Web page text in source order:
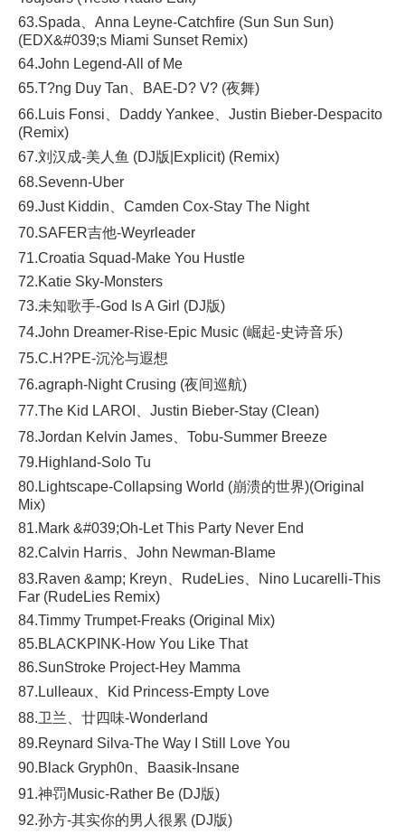
63.Spada、Anna Leyne-Catchfire (Sun Sun Sun)
(EDX&#039;s Miami Sunset Remix)
64.John Legend-All of Me
65.T?ng Duy Tan、BAE-D? V? (夜舞)
66.Luis Fonsi、Daddy Yankee、Justin Bieber-Despacito
(Remix)
67.刘汉成-美人鱼 (DJ版|Explicit) (Remix)
68.Sevenn-Uber
69.Just Kiddin、Camden Cox-Stay The Night
70.SAFER吉他-Weyrleader
71.Croatia Squad-Make You Hustle
72.Katie Sky-Monsters
73.未知歌手-God Is A Girl (DJ版)
74.John Dreamer-Rise-Epic Music (崛起-史诗音乐)
75.C.H?PE-沉沦与遐想
76.agraph-Night Crusing (夜间巡航)
77.The Kid LAROI、Justin Bieber-Stay (Clean)
78.Jordan Kelvin James、Tobu-Summer Breeze
79.Highland-Solo Tu
80.Lightscape-Collapsing World (崩溃的世界)(Original
Mix)
81.Mark &#039;Oh-Let This Party Never End
82.Calvin Harris、John Newman-Blame
83.Raven &amp; Kreyn、RudeLies、Nino Lucarelli-This
Far (RudeLies Remix)
84.Timmy Trumpet-Freaks (Original Mix)
85.BLACKPINK-How You Like That
86.SunStroke Project-Hey Mamma
87.Lulleaux、Kid Princess-Empty Love
88.卫兰、廿四味-Wonderland
89.Reynard Silva-The Way I Still Love You
90.Black Gryph0n、Baasik-Insane
91.神罚Music-Rather Be (DJ版)
92.孙方-其实你的男人很累 (DJ版)